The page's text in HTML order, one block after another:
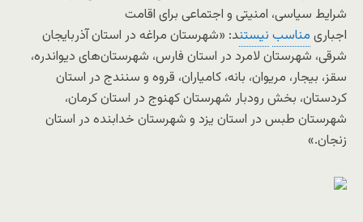
شرایط سیاسی، امنیتی و اجتماعی برای اقامت
اجباری مناسب نیستند: «شهرستان مراغه در استان آذربایجان
شرقی، شهرستان لامرد در استان فارس، شهرستان‌های دیواندره،
سقز، بیجار، مریوان، بانه، کامیاران، قروه و سنندج در استان
کردستان، بخش رودبار شهرستان کهنوج در استان کرمان،
شهرستان طبس در استان یزد و شهرستان خدابنده در استان
زنجان.»